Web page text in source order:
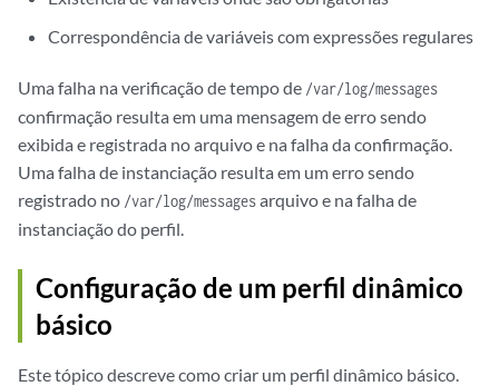
Correspondência de variáveis com expressões regulares
Uma falha na verificação de tempo de /var/log/messages
confirmação resulta em uma mensagem de erro sendo
exibida e registrada no arquivo e na falha da confirmação.
Uma falha de instanciação resulta em um erro sendo
registrado no /var/log/messagesarquivo e na falha de
instanciação do perfil.
Configuração de um perfil dinâmico
básico
Este tópico descreve como criar um perfil dinâmico básico.